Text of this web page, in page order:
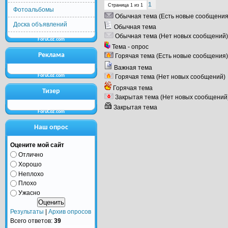
Страница 1 из 1
1
Обычная тема (Есть новые
Обычная тема
Обычная тема (Нет новых сообщений)
Тема - опрос
Горячая тема (Есть новые сообщения)
Важная тема
Горячая тема (Нет новых сообщений)
Горячая тема
Закрытая тема (Нет новых
Закрытая тема
Фотоальбомы
Доска объявлений
ForuCoz.com
Реклама
ForuCoz.com
Тизер
ForuCoz.com
Наш опрос
Оцените мой сайт
Отлично
Хорошо
Неплохо
Плохо
Ужасно
Результаты
Архив опросов
Всего ответов: 39